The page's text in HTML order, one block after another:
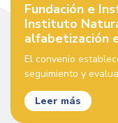
Fundación e
Instituto
alfabetización
El convenio
seguimiento y
Leer más